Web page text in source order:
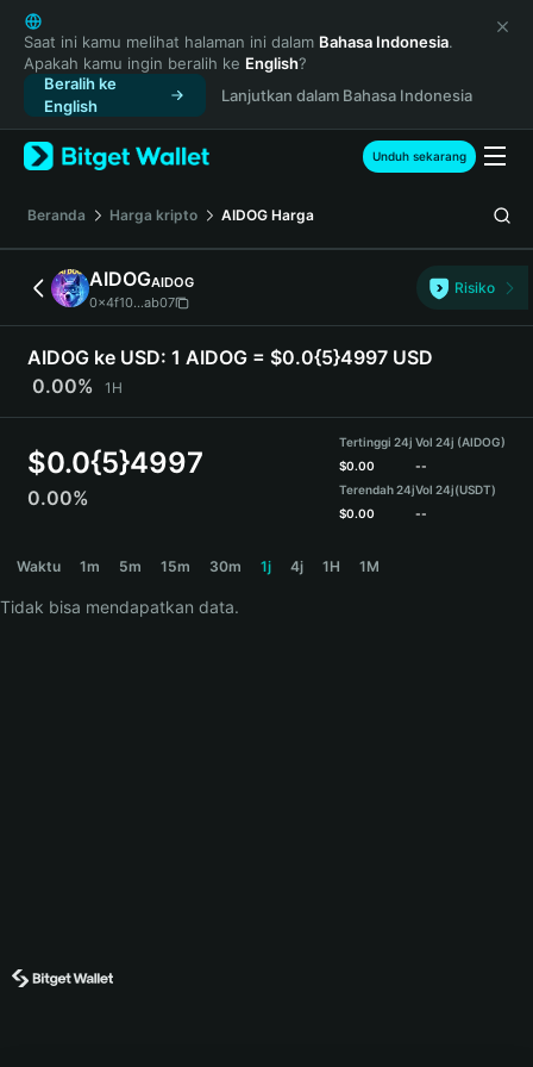
English
日本語
Tiếng Việt
Русский
Español (Latinoamérica)
Türkçe
Français
Deutsch
简体中文
繁體中文
Português (Portugal)
Bahasa Indonesia
ภาษาไทย
हिन्दी
Español
Português (Brasil)
Saat ini kamu melihat halaman ini dalam Bahasa Indonesia.
Apakah kamu ingin beralih ke English?
Beralih ke
English
Lanjutkan dalam Bahasa Indonesia
Unduh sekarang
Beranda Harga kripto AIDOG Harga
AIDOGAIDOG
0x4f10...ab07
Risiko
AIDOG ke USD: 1 AIDOG = $0.0{5}4997 USD
0.00%
1H
$0.0{5}4997
0.00%
Tertinggi 24j
$0.00
Terendah 24j
$0.00
Vol 24j (AIDOG)
--
Vol 24j(USDT)
--
Waktu 1m 5m 15m 30m 1j 4j 1H 1M
Tidak bisa mendapatkan data.